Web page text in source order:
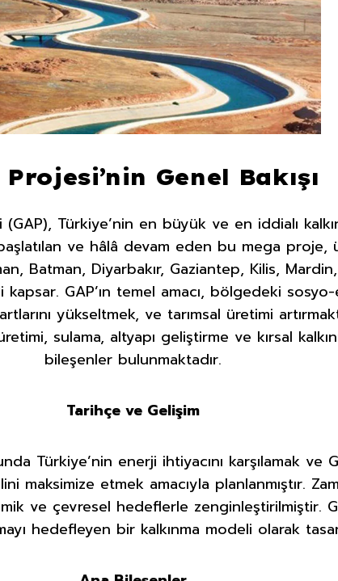
Projesi’nin Genel Bakışı
Türkiye’nin en büyük ve en iddialı
ve hâlâ devam eden bu mega
Batman, Diyarbakır, Gaziantep, Kilis,
GAP’ın temel amacı, bölgedeki
yükseltmek, ve tarımsal üretimi
sulama, altyapı geliştirme ve kırsal
bileşenler bulunmaktadır.
Tarihçe ve Gelişim
Türkiye’nin enerji ihtiyacını karşılamak
maksimize etmek amacıyla planlanmıştır.
ve çevresel hedeflerle zenginleştirilmiştir.
hedefleyen bir kalkınma modeli olarak